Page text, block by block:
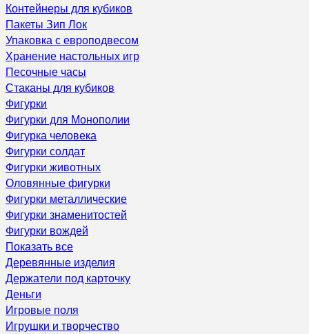
Контейнеры для кубиков
Пакеты Зип Лок
Упаковка с европодвесом
Хранение настольных игр
Песочные часы
Стаканы для кубиков
Фигурки
Фигурки для Монополии
Фигурка человека
Фигурки солдат
Фигурки животных
Оловянные фигурки
Фигурки металлические
Фигурки знаменитостей
Фигурки вождей
Показать все
Деревянные изделия
Держатели под карточку
Деньги
Игровые поля
Игрушки и творчество